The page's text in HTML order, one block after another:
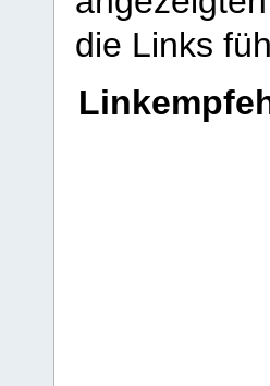
die Links